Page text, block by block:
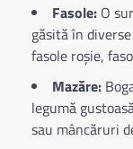
Fasole: O
găsită în
fasole roșie,
Mazăre:
legumă
sau mâncăruri